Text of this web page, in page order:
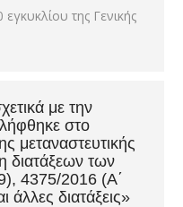
της Γενικής
με την
στο
μεταναστευτικής
διατάξεων των
4375/2016 (Α΄
διατάξεις»